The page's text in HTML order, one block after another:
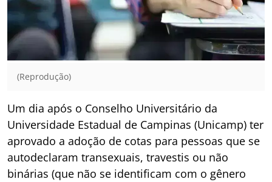
(Reprodução)
Um dia após o Conselho Universitário da
Universidade Estadual de Campinas (Unicamp) ter
aprovado a adoção de cotas para pessoas que se
autodeclaram transexuais, travestis ou não
binárias (que não se identificam com o gênero